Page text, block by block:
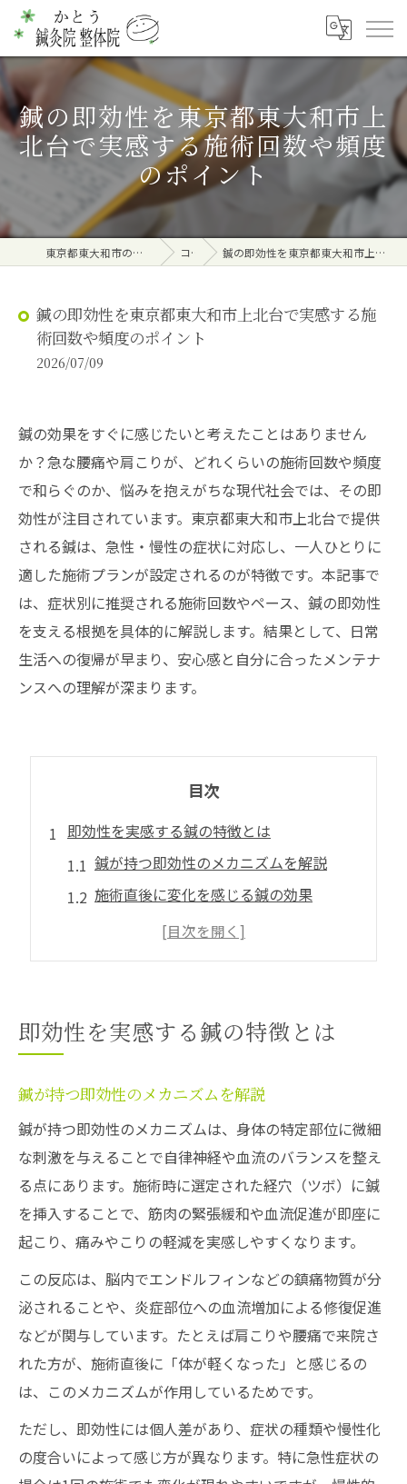
鍼の即効性を東京都東大和市上
北台で実感する施術回数や頻度
のポイント
東京都東大和市の整体ならかとう鍼灸院 整体院 コラム 鍼の即効性を東京都東大和市上北台で実感する施術回数や頻度のポイント
鍼の即効性を東京都東大和市上北台で実感する施
術回数や頻度のポイント
2026/07/09
鍼の効果をすぐに感じたいと考えたことはありません
か？急な腰痛や肩こりが、どれくらいの施術回数や頻度
で和らぐのか、悩みを抱えがちな現代社会では、その即
効性が注目されています。東京都東大和市上北台で提供
される鍼は、急性・慢性の症状に対応し、一人ひとりに
適した施術プランが設定されるのが特徴です。本記事で
は、症状別に推奨される施術回数やペース、鍼の即効性
を支える根拠を具体的に解説します。結果として、日常
生活への復帰が早まり、安心感と自分に合ったメンテナ
ンスへの理解が深まります。
目次
即効性を実感する鍼の特徴とは
鍼が持つ即効性のメカニズムを解説
施術直後に変化を感じる鍼の効果
鍼治療の特徴と安全性を知るポイント
鍼の即効性と慢性症状への対応力
急な痛みに鍼が効く理由を探る
痛みの種類ごとに異なる鍼の反応とは
ぎっくり腰や寝違えに鍼が選ばれる背景
鍼施術で痛みが緩和される仕組みを解説
急性症状に効果的な鍼の打ち方と工夫
症状別・鍼施術の適切な頻度解説
鍼の即効性と施術頻度の関係性を知る
急性症状におすすめの鍼施術ペース
慢性痛への鍼は週1〜2回が効果的な理由
症状別に異なる鍼の通院回数の目安
効果を高めるための鍼施術頻度の選び方
東大和市上北台で体験する鍼の効果
鍼施術で実感できる即効性の体験例
上北台の鍼で痛み改善を目指す流れ
即効性を実感する鍼の特徴とは
鍼が持つ即効性のメカニズムを解説
鍼が持つ即効性のメカニズムは、身体の特定部位に微細
な刺激を与えることで自律神経や血流のバランスを整え
る点にあります。施術時に選定された経穴（ツボ）に鍼
を挿入することで、筋肉の緊張緩和や血流促進が即座に
起こり、痛みやこりの軽減を実感しやすくなります。
この反応は、脳内でエンドルフィンなどの鎮痛物質が分
泌されることや、炎症部位への血流増加による修復促進
などが関与しています。たとえば肩こりや腰痛で来院さ
れた方が、施術直後に「体が軽くなった」と感じるの
は、このメカニズムが作用しているためです。
ただし、即効性には個人差があり、症状の種類や慢性化
の度合いによって感じ方が異なります。特に急性症状の